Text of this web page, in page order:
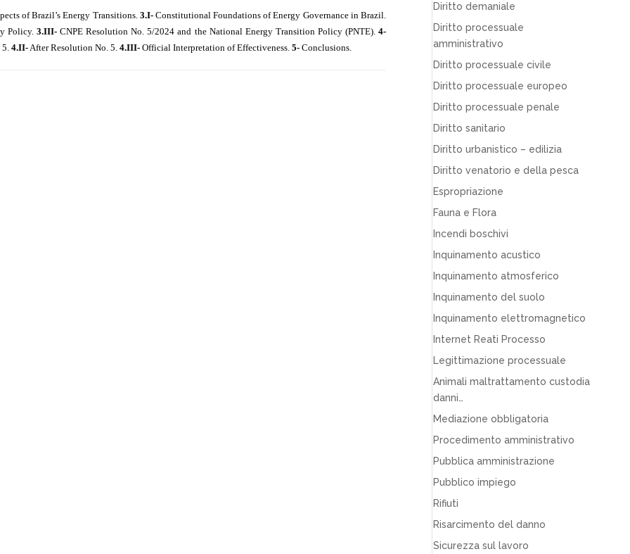
of Brazil’s Energy Transitions. 3.I-Constitutional Foundations of Energy Governance in Brazil.
Policy.3.III-CNPE Resolution No. 5/2024 and the National Energy Transition Policy (PNTE).4-
5.4.II-After Resolution No. 5. 4.III- Official Interpretation of Effectiveness. 5- Conclusions.
Diritto demaniale
Diritto processuale
amministrativo
Diritto processuale civile
Diritto processuale europeo
Diritto processuale penale
Diritto sanitario
Diritto urbanistico – edilizia
Diritto venatorio e della pesca
Espropriazione
Fauna e Flora
Incendi boschivi
Inquinamento acustico
Inquinamento atmosferico
Inquinamento del suolo
Inquinamento elettromagnetico
Internet Reati Processo
Legittimazione processuale
Animali maltrattamento custodia
danni…
Mediazione obbligatoria
Procedimento amministrativo
Pubblica amministrazione
Pubblico impiego
Rifiuti
Risarcimento del danno
Sicurezza sul lavoro